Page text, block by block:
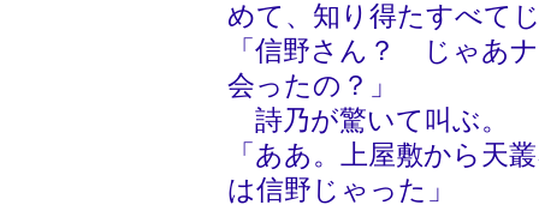
めて、知り得たすべて
「信野さん？ じゃあ
会ったの？」
詩乃が驚いて叫ぶ。
「ああ。上屋敷から天
は信野じゃった」